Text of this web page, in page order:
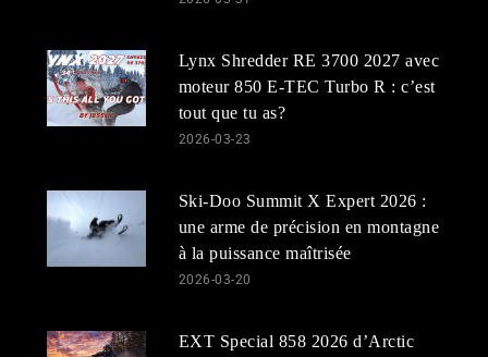
Lynx Shredder RE 3700 2027 avec
moteur 850 E-TEC Turbo R : c’est
tout que tu as?
2026-03-23
Ski-Doo Summit X Expert 2026 :
une arme de précision en montagne
à la puissance maîtrisée
2026-03-20
EXT Special 858 2026 d’Arctic